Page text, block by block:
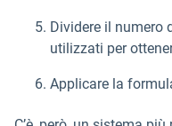
Dividere il numero
utilizzati per
Applicare la